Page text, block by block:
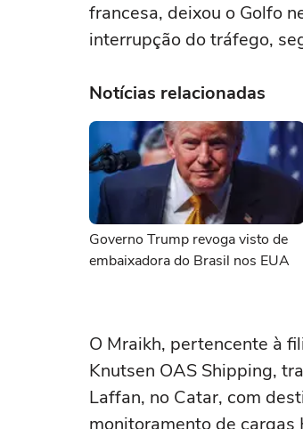
francesa, deixou o Golfo
interrupção do tráfego,
Notícias relacionadas
Governo Trump revoga visto de
embaixadora do Brasil nos EUA
O Mraikh, pertencente à
Knutsen OAS Shipping,
Laffan, no Catar, com
monitoramento de cargas